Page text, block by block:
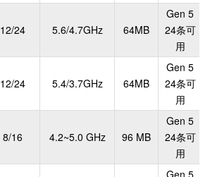
12/24 5.6/4.7GHz 64MB
Gen 5
24条可
用
12/24 5.4/3.7GHz 64MB
Gen 5
24条可
用
8/16 4.2~5.0 GHz 96 MB
Gen 5
24条可
用
Gen 5